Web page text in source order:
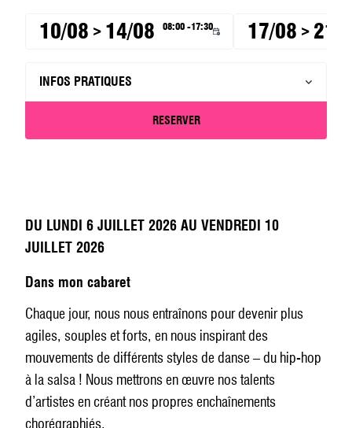
DU LUNDI 6 JUILLET 2026 AU VENDREDI 10
JUILLET 2026
Dans mon cabaret
Chaque jour, nous nous entraînons pour devenir plus
agiles, souples et forts, en nous inspirant des
mouvements de différents styles de danse – du hip-hop
à la salsa ! Nous mettrons en œuvre nos talents
d’artistes en créant nos propres enchaînements
chorégraphiés.
10/08 > 14/08 08:00 -17:30 17/08 > 21/
INFOS PRATIQUES
RESERVER